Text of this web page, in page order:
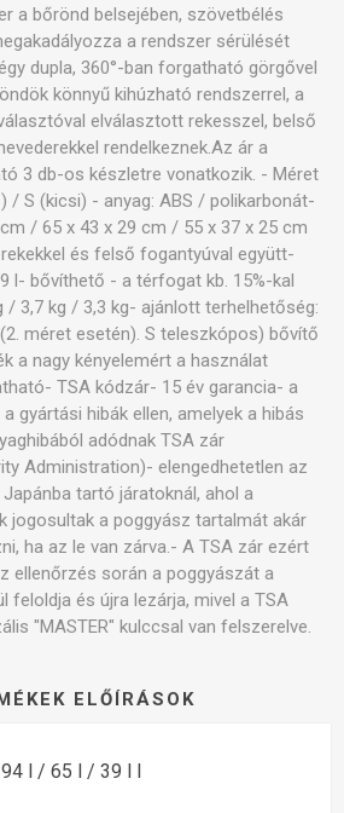
a bőrönd belsejében, szövetbélés
a rendszer sérülését
dupla, 360°-ban forgatható görgővel
könnyű kihúzható rendszerrel, a
elválasztott rekesszel, belső
rendelkeznek.Az ár a
3 db-os készletre vonatkozik. - Méret
/ S (kicsi) - anyag: ABS / polikarbonát-
/ 65 x 43 x 29 cm / 55 x 37 x 25 cm
és felső fogantyúval együtt-
l- bővíthető - a térfogat kb. 15%-kal
/ 3,7 kg / 3,3 kg- ajánlott terhelhetőség:
méret esetén). S teleszkópos) bővítő
a nagy kényelemért a használat
TSA kódzár- 15 év garancia- a
gyártási hibák ellen, amelyek a hibás
adódnak TSA zár
Administration)- elengedhetetlen az
tartó járatoknál, ahol a
jogosultak a poggyász tartalmát akár
ha az le van zárva.- A TSA zár ezért
ellenőrzés során a poggyászát a
feloldja és újra lezárja, mivel a TSA
"MASTER" kulccsal van felszerelve.
ELŐÍRÁSOK
94 l / 65 l / 39 l l